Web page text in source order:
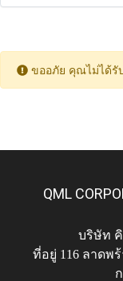
ขออภัย คุณไม่ได้รั
QML
บริษัท
ที่อยู่ 116 ลาดพ